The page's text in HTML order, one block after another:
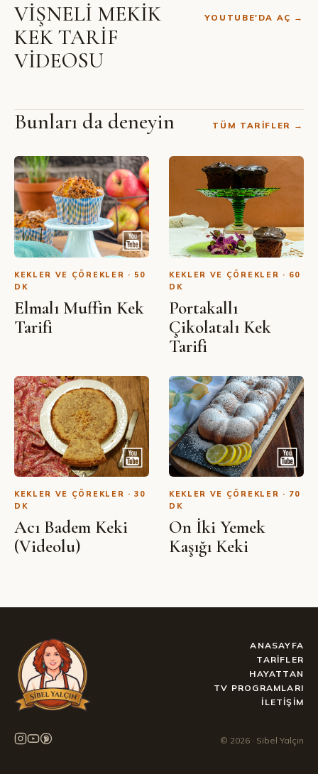
VİŞNELİ MEKİK
KEK TARİF
VİDEOSU
YOUTUBE'DA AÇ →
SIBEL YALÇIN · YOUTUBE
Vişneli Mekik Kek Tarifi Nasıl
Yapılır?
Bunları da deneyin TÜM TARIFLER →
KEKLER VE ÇÖREKLER · 50
DK
Elmalı Muffin Kek
Tarifi
KEKLER VE ÇÖREKLER · 60
DK
Portakallı
Çikolatalı Kek
Tarifi
KEKLER VE ÇÖREKLER · 30
DK
Acı Badem Keki
(Videolu)
KEKLER VE ÇÖREKLER · 70
DK
On İki Yemek
Kaşığı Keki
© 2026 · Sibel Yalçın
ANASAYFA
TARIFLER
HAYATTAN
TV PROGRAMLARI
İLETIŞIM